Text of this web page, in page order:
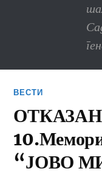
ВЕСТИ
“ЈОВО